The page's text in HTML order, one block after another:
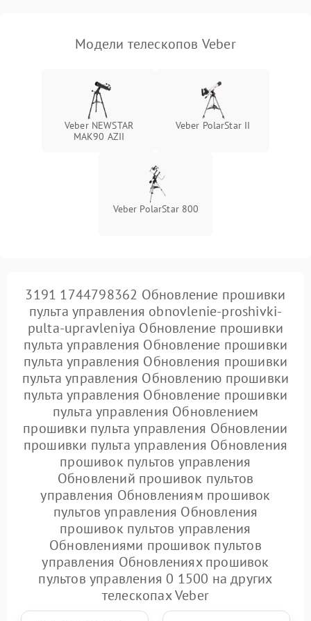
Модели телескопов Veber
Veber NEWSTAR
MAK90 AZII
Veber PolarStar II
Veber PolarStar 800
3191 1744798362 Обновление прошивки
пульта управления obnovlenie-proshivki-
pulta-upravleniya Обновление прошивки
пульта управления Обновление прошивки
пульта управления Обновления прошивки
пульта управления Обновлению прошивки
пульта управления Обновление прошивки
пульта управления Обновлением
прошивки пульта управления Обновлении
прошивки пульта управления Обновления
прошивок пультов управления
Обновлений прошивок пультов
управления Обновлениям прошивок
пультов управления Обновления
прошивок пультов управления
Обновлениями прошивок пультов
управления Обновлениях прошивок
пультов управления 0 1500 на других
телескопах Veber